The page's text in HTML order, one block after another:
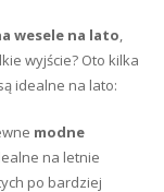
wesele na lato,
wyjście? Oto kilka
idealne na lato:
modne
na letnie
po bardziej